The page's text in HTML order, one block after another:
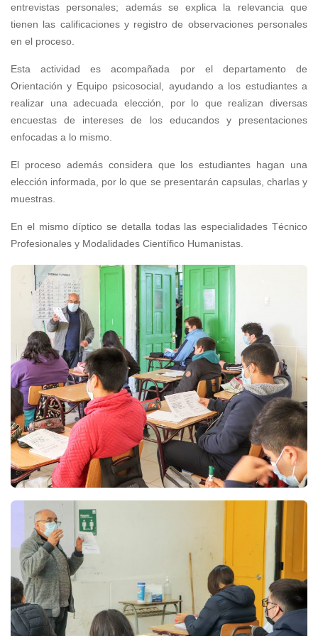
entrevistas personales; además se explica la relevancia que
tienen las calificaciones y registro de observaciones personales
en el proceso.
Esta actividad es acompañada por el departamento de
Orientación y Equipo psicosocial, ayudando a los estudiantes a
realizar una adecuada elección, por lo que realizan diversas
encuestas de intereses de los educandos y presentaciones
enfocadas a lo mismo.
El proceso además considera que los estudiantes hagan una
elección informada, por lo que se presentarán capsulas, charlas y
muestras.
En el mismo díptico se detalla todas las especialidades Técnico
Profesionales y Modalidades Científico Humanistas.